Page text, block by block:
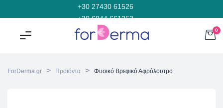
+30 27430 61526
+30 6944 661353
0
ForDerma.gr > Προϊόντα > Φυσικό Βρεφικό Αφρόλουτρο